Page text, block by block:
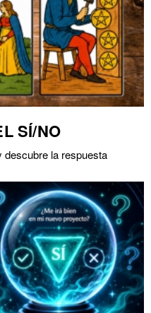
SÍ/NO
descubre la respuesta